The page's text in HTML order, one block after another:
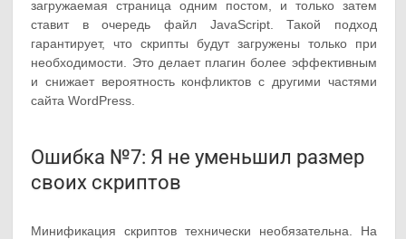
загружаемая страница одним постом, и только затем
ставит в очередь файл JavaScript. Такой подход
гарантирует, что скрипты будут загружены только при
необходимости. Это делает плагин более эффективным
и снижает вероятность конфликтов с другими частями
сайта WordPress.
Ошибка №7: Я не уменьшил размер
своих скриптов
Минификация скриптов технически необязательна. На